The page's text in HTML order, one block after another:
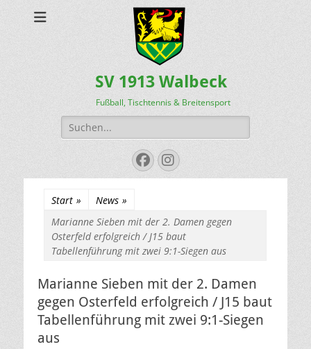
SV 1913 Walbeck
Fußball, Tischtennis & Breitensport
Suchen
nach:
Facebook
Instagram
Start » News »
Marianne Sieben mit der 2. Damen gegen
Osterfeld erfolgreich / J15 baut
Tabellenführung mit zwei 9:1-Siegen aus
Marianne Sieben mit der 2. Damen
gegen Osterfeld erfolgreich / J15 baut
Tabellenführung mit zwei 9:1-Siegen
aus